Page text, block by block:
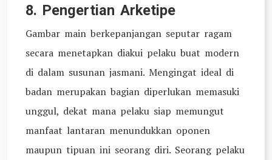
8. Pengertian Arketipe
Gambar main berkepanjangan seputar ragam
secara menetapkan diakui pelaku buat modern
di dalam susunan jasmani. Mengingat ideal di
badan merupakan bagian diperlukan memasuki
unggul, dekat mana pelaku siap memungut
manfaat lantaran menundukkan oponen
maupun tipuan ini seorang diri. Seorang pelaku